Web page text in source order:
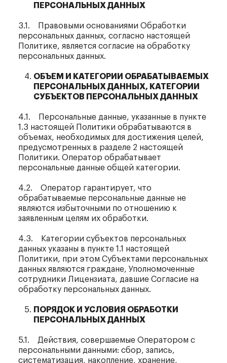
ПЕРСОНАЛЬНЫХ ДАННЫХ
3.1. Правовыми основаниями Обработки
персональных данных, согласно настоящей
Политике, является согласие на обработку
персональных данных.
ОБЪЕМ И КАТЕГОРИИ ОБРАБАТЫВАЕМЫХ
ПЕРСОНАЛЬНЫХ ДАННЫХ, КАТЕГОРИИ
СУБЪЕКТОВ ПЕРСОНАЛЬНЫХ ДАННЫХ
4.1. Персональные данные, указанные в пункте
1.3 настоящей Политики обрабатываются в
объемах, необходимых для достижения целей,
предусмотренных в разделе 2 настоящей
Политики. Оператор обрабатывает
персональные данные общей категории.
4.2. Оператор гарантирует, что
обрабатываемые персональные данные не
являются избыточными по отношению к
заявленным целям их обработки.
4.3. Категории субъектов персональных
данных указаны в пункте 1.1 настоящей
Политики, при этом Субъектами персональных
данных являются граждане, Уполномоченные
сотрудники Лицензиата, давшие Согласие на
обработку персональных данных.
ПОРЯДОК И УСЛОВИЯ ОБРАБОТКИ
ПЕРСОНАЛЬНЫХ ДАННЫХ
5.1. Действия, совершаемые Оператором с
персональными данными: сбор, запись,
систематизация, накопление, хранение,